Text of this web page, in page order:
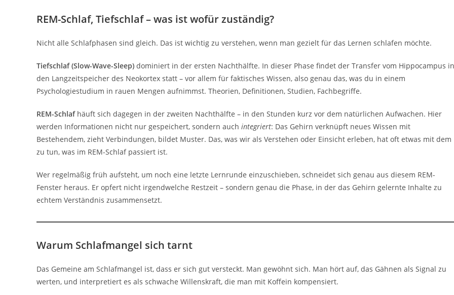
REM-Schlaf, Tiefschlaf – was ist wofür zuständig?
Nicht alle Schlafphasen sind gleich. Das ist wichtig zu verstehen, wenn man gezielt für das Lernen schlafen möchte.
Tiefschlaf (Slow-Wave-Sleep) dominiert in der ersten Nachthälfte. In dieser Phase findet der Transfer vom Hippocampus in
den Langzeitspeicher des Neokortex statt – vor allem für faktisches Wissen, also genau das, was du in einem
Psychologiestudium in rauen Mengen aufnimmst. Theorien, Definitionen, Studien, Fachbegriffe.
REM-Schlafhäuft sich dagegen in der zweiten Nachthälfte – in den Stunden kurz vor dem natürlichen Aufwachen. Hier
werden Informationen nicht nur gespeichert, sondern auch integriert: Das Gehirn verknüpft neues Wissen mit
Bestehendem, zieht Verbindungen, bildet Muster. Das, was wir als Verstehen oder Einsicht erleben, hat oft etwas mit dem
zu tun, was im REM-Schlaf passiert ist.
Wer regelmäßig früh aufsteht, um noch eine letzte Lernrunde einzuschieben, schneidet sich genau aus diesem REM-
Fenster heraus. Er opfert nicht irgendwelche Restzeit – sondern genau die Phase, in der das Gehirn gelernte Inhalte zu
echtem Verständnis zusammensetzt.
Warum Schlafmangel sich tarnt
Das Gemeine am Schlafmangel ist, dass er sich gut versteckt. Man gewöhnt sich. Man hört auf, das Gähnen als Signal zu
werten, und interpretiert es als schwache Willenskraft, die man mit Koffein kompensiert.